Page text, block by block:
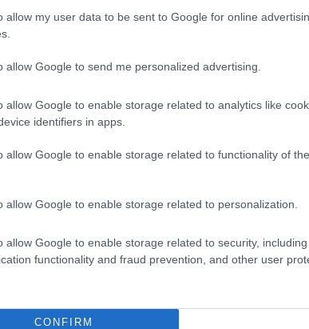
allow my user data to be sent to Google for online
allow Google to send me personalized advertising.
allow Google to enable storage related to analytics like
identifiers in apps.
allow Google to enable storage related to functionality of
allow Google to enable storage related to personalization.
allow Google to enable storage related to security, including
functionality and fraud prevention, and other user
CONFIRM
στο πλαίσιο της έναρξης
και Κρατικό Πανεπιστήμιο της
και διαπανεπιστημιακού διαλόγου που
απόψεις, παρουσιάστηκαν
με τη διδασκαλία των Γλωσσών.